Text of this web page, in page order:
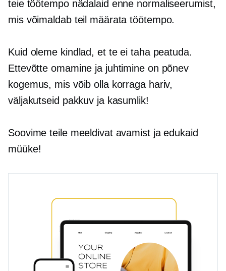
teie töötempo nädalaid enne normaliseerumist,
mis võimaldab teil määrata töötempo.
Kuid oleme kindlad, et te ei taha peatuda.
Ettevõtte omamine ja juhtimine on põnev
kogemus, mis võib olla korraga hariv,
väljakutseid pakkuv ja kasumlik!
Soovime teile meeldivat avamist ja edukaid
müüke!